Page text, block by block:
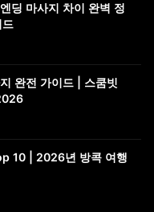
엔딩 마사지 차이 완벽 정
완전 가이드 | 스쿰빗
10 | 2026년 방콕 여행